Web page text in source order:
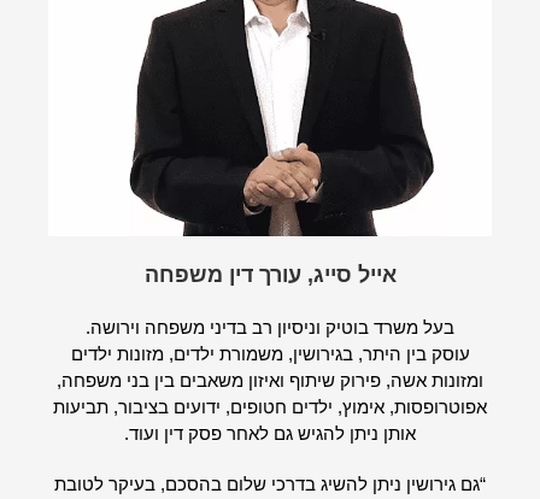
אייל סייג, עורך דין משפחה
בעל משרד בוטיק וניסיון רב בדיני משפחה וירושה.
עוסק בין היתר, בגירושין, משמורת ילדים, מזונות ילדים
ומזונות אשה, פירוק שיתוף ואיזון משאבים בין בני משפחה,
אפוטרופסות, אימוץ, ילדים חטופים, ידועים בציבור, תביעות
אותן ניתן להגיש גם לאחר פסק דין ועוד.
“גם גירושין ניתן להשיג בדרכי שלום בהסכם, בעיקר לטובת